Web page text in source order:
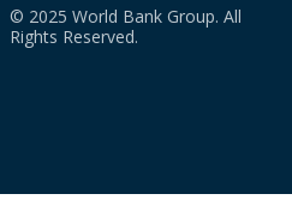
© 2025 World Bank Group. All
Rights Reserved.